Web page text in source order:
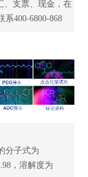
、支票、现金，在
400-6800-868
分子式为
，溶解度为